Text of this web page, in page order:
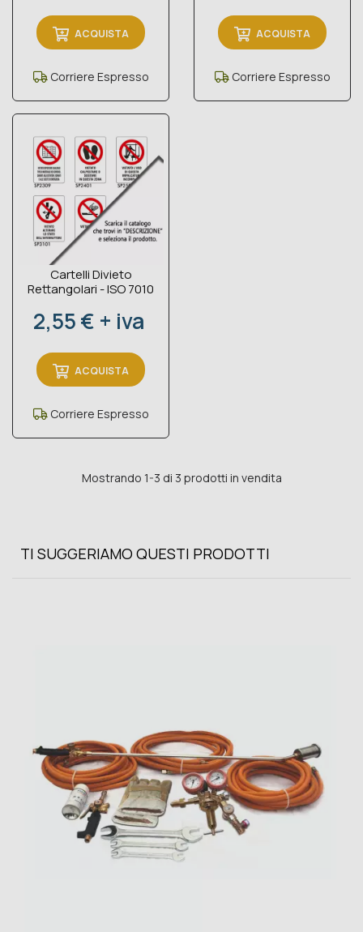
ACQUISTA
Corriere Espresso
ACQUISTA
Corriere Espresso
Cartelli Divieto
Rettangolari - ISO 7010
Prezzo
2,55 € + iva
ACQUISTA
Corriere Espresso
Mostrando 1-3 di 3 prodotti in vendita
TI SUGGERIAMO QUESTI PRODOTTI